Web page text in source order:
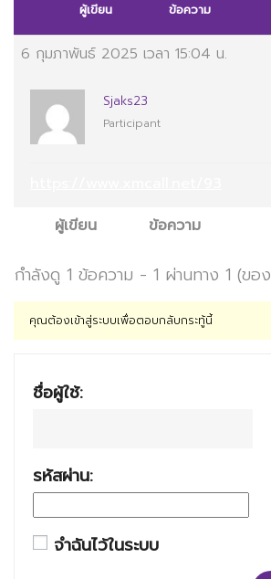
ผู้เขียน ข้อความ
6 กุมภาพันธ์ 2025 เวลา 15:04 น.
Sjaks23
Participant
ผู้เขียน
ข้อความ
กำลังดู 1 ข้อความ - 1 ผ่านทาง 1 (ขอ
คุณต้องเข้าสู่ระบบเพื่อตอบกลับกระทู้นี้
ชื่อผู้ใช้:
รหัสผ่าน:
จำฉันไว้ในระบบ